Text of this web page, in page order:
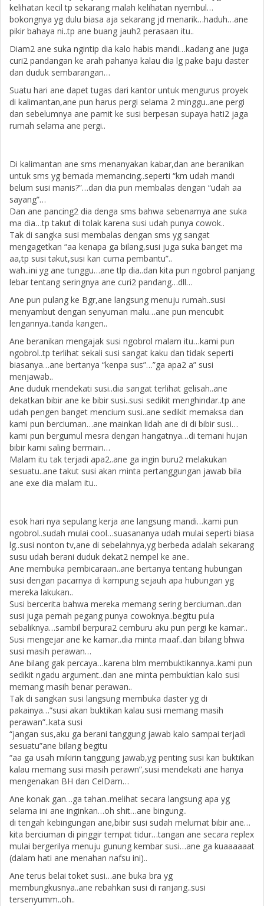
kelihatan kecil tp sekarang malah kelihatan nyembul…
bokongnya yg dulu biasa aja sekarang jd menarik…haduh…ane
pikir bahaya ni..tp ane buang jauh2 perasaan itu..
Diam2 ane suka ngintip dia kalo habis mandi…kadang ane juga
curi2 pandangan ke arah pahanya kalau dia lg pake baju daster
dan duduk sembarangan…
Suatu hari ane dapet tugas dari kantor untuk mengurus proyek
di kalimantan,ane pun harus pergi selama 2 minggu..ane pergi
dan sebelumnya ane pamit ke susi berpesan supaya hati2 jaga
rumah selama ane pergi..
Di kalimantan ane sms menanyakan kabar,dan ane beranikan
untuk sms yg bernada memancing..seperti “km udah mandi
belum susi manis?”…dan dia pun membalas dengan “udah aa
sayang”…
Dan ane pancing2 dia denga sms bahwa sebenarnya ane suka
ma dia…tp takut di tolak karena susi udah punya cowok..
Tak di sangka susi membalas dengan sms yg sangat
mengagetkan “aa kenapa ga bilang,susi juga suka banget ma
aa,tp susi takut,susi kan cuma pembantu”..
wah..ini yg ane tunggu…ane tlp dia..dan kita pun ngobrol panjang
lebar tentang seringnya ane curi2 pandang…dll…
Ane pun pulang ke Bgr,ane langsung menuju rumah..susi
menyambut dengan senyuman malu…ane pun mencubit
lengannya..tanda kangen..
Ane beranikan mengajak susi ngobrol malam itu…kami pun
ngobrol..tp terlihat sekali susi sangat kaku dan tidak seperti
biasanya…ane bertanya “kenpa sus”…”ga apa2 a” susi
menjawab..
Ane duduk mendekati susi..dia sangat terlihat gelisah..ane
dekatkan bibir ane ke bibir susi..susi sedikit menghindar..tp ane
udah pengen banget mencium susi..ane sedikit memaksa dan
kami pun berciuman…ane mainkan lidah ane di di bibir susi…
kami pun bergumul mesra dengan hangatnya…di temani hujan
bibir kami saling bermain…
Malam itu tak terjadi apa2..ane ga ingin buru2 melakukan
sesuatu..ane takut susi akan minta pertanggungan jawab bila
ane exe dia malam itu..
esok hari nya sepulang kerja ane langsung mandi…kami pun
ngobrol..sudah mulai cool…suasananya udah mulai seperti biasa
lg..susi nonton tv,ane di sebelahnya,yg berbeda adalah sekarang
susu udah berani duduk dekat2 nempel ke ane..
Ane membuka pembicaraan..ane bertanya tentang hubungan
susi dengan pacarnya di kampung sejauh apa hubungan yg
mereka lakukan..
Susi bercerita bahwa mereka memang sering berciuman..dan
susi juga pernah pegang punya cowoknya..begitu pula
sebaliknya…sambil berpura2 cemburu aku pun pergi ke kamar..
Susi mengejar ane ke kamar..dia minta maaf..dan bilang bhwa
susi masih perawan…
Ane bilang gak percaya…karena blm membuktikannya..kami pun
sedikit ngadu argument..dan ane minta pembuktian kalo susi
memang masih benar perawan..
Tak di sangkan susi langsung membuka daster yg di
pakainya…”susi akan buktikan kalau susi memang masih
perawan”..kata susi
“jangan sus,aku ga berani tanggung jawab kalo sampai terjadi
sesuatu”ane bilang begitu
“aa ga usah mikirin tanggung jawab,yg penting susi kan buktikan
kalau memang susi masih perawn”,susi mendekati ane hanya
mengenakan BH dan CelDam…
Ane konak gan…ga tahan..melihat secara langsung apa yg
selama ini ane inginkan…oh shit…ane bingung..
di tengah kebingungan ane,bibir susi sudah melumat bibir ane…
kita berciuman di pinggir tempat tidur…tangan ane secara replex
mulai bergerilya menuju gunung kembar susi…ane ga kuaaaaaat
(dalam hati ane menahan nafsu ini)..
Ane terus belai toket susi…ane buka bra yg
membungkusnya..ane rebahkan susi di ranjang..susi
tersenyumm..oh..